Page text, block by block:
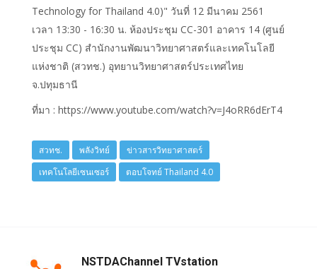
Technology for Thailand 4.0)" วันที่ 12 มีนาคม 2561
เวลา 13:30 - 16:30 น. ห้องประชุม CC-301 อาคาร 14 (ศูนย์
ประชุม CC) สำนักงานพัฒนาวิทยาศาสตร์และเทคโนโลยี
แห่งชาติ (สวทช.) อุทยานวิทยาศาสตร์ประเทศไทย
จ.ปทุมธานี
ที่มา : https://www.youtube.com/watch?v=J4oRR6dErT4
สวทช. พลังวิทย์
ข่าวสารวิทยาศาสตร์
เทคโนโลยีเซนเซอร์
ตอบโจทย์ Thailand 4.0
NSTDAChannel TVstation